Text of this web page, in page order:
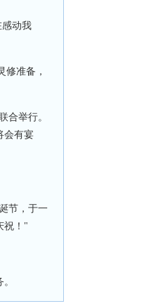
动我
修准备，
合举行。
会有宴
节，于一
祝！"